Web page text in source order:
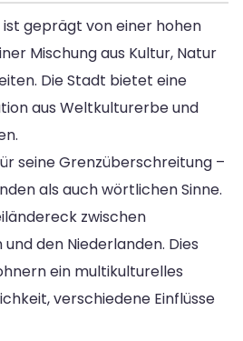
ist geprägt von einer hohen
Mischung aus Kultur, Natur
Die Stadt bietet eine
aus Weltkulturerbe und
seine Grenzüberschreitung –
als auch wörtlichen Sinne.
zwischen
und den Niederlanden. Dies
ein multikulturelles
verschiedene Einflüsse